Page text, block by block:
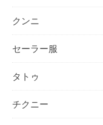
クンニ
セーラー服
タトゥ
チクニー